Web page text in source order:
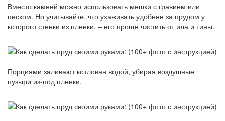
Вместо камней можно использовать мешки с гравием или
песком. Но учитывайте, что ухаживать удобнее за прудом у
которого стенки из пленки. – его проще чистить от ила и тины.
Порциями заливают котлован водой, убирая воздушные
пузыри из-под пленки.